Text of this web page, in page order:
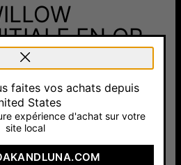
EN OR
plaques (1-4) :
faites vos achats depuis
States
expérience d'achat sur votre
site local